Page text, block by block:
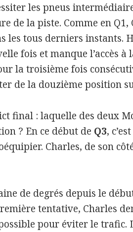
les pneus
de la piste. Comme en Q1,
les tous derniers instants.
fois et manque l’accès à
la troisième fois
de la douzième position
final : laquelle des deux
? En ce début de Q3,
Charles, de son
de degrés depuis le
tentative, Charles
pour éviter le trafic.